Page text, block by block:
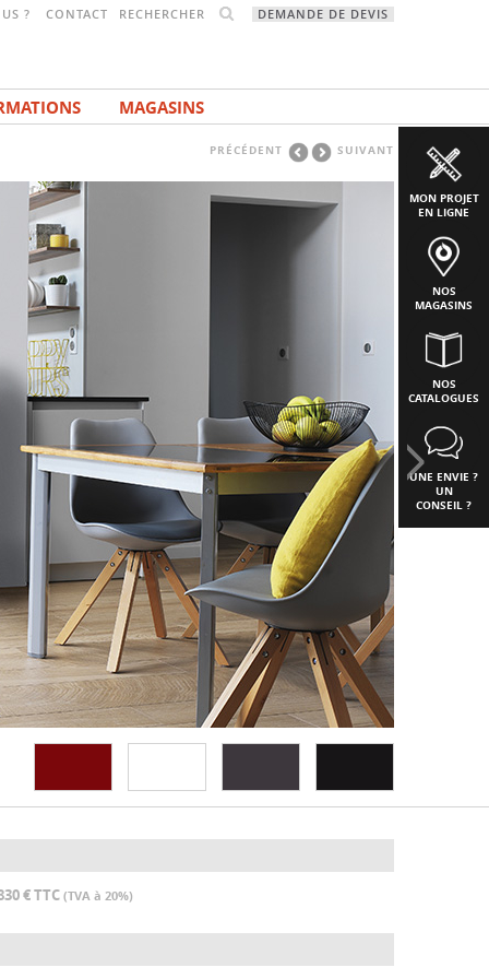
? CONTACT RECHERCHER DEMANDE DE DEVIS
MAGASINS
PRÉCÉDENT SUIVANT
€ TTC (TVA à 20%)
MON PROJET
EN LIGNE
NOS
MAGASINS
NOS
CATALOGUES
UNE ENVIE ?
UN
CONSEIL ?